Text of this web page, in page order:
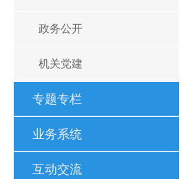
政务公开
机关党建
专题专栏
业务系统
互动交流